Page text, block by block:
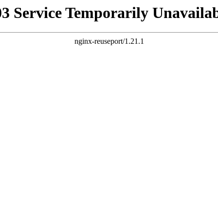
Service Temporarily
nginx-reuseport/1.21.1